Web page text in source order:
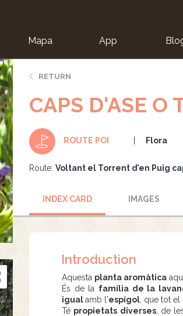
Mapa App
RETURN
CAPS D'ASE O
ROUTE POI Flora
Route: Voltant el Torrent d’en Puig
INDEX CARD IMAGES
Introduction
Aquesta planta aromàtica
És de la família de la
igualamb l'espígol , que tot
Té propietats diverses, de